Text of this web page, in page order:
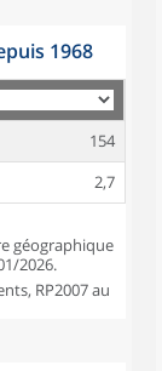
1968
154
2,7
géographique
2026.
RP2007 au